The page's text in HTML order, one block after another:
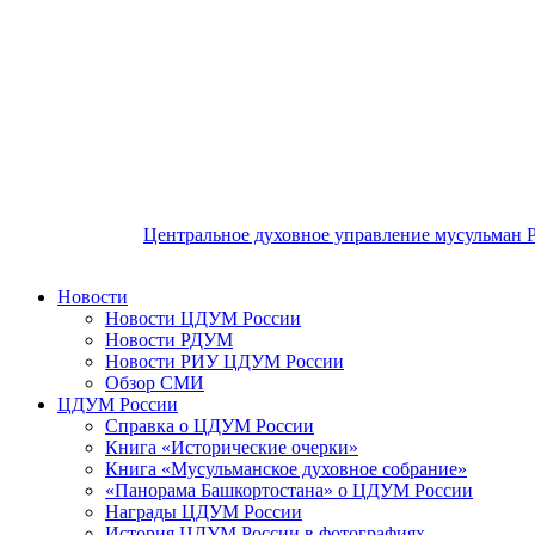
Центральное духовное управление мусульман
Новости
Новости ЦДУМ России
Новости РДУМ
Новости РИУ ЦДУМ России
Обзор СМИ
ЦДУМ России
Справка о ЦДУМ России
Книга «Исторические очерки»
Книга «Мусульманское духовное собрание»
«Панорама Башкортостана» о ЦДУМ России
Награды ЦДУМ России